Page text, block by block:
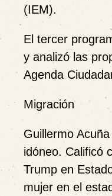
(IEM).
El tercer
y analizó las
Agenda
Migración
Guillermo
idóneo. Calificó
Trump en
mujer en el